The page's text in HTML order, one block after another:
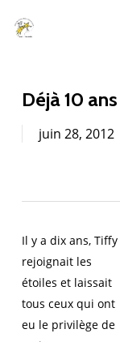
Déjà 10
juin 28, 2012
Il y a dix ans, Tiffy
rejoignait les
étoiles et laissait
tous ceux qui ont
eu le privilège de